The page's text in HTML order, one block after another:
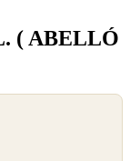
( ABELLÓ